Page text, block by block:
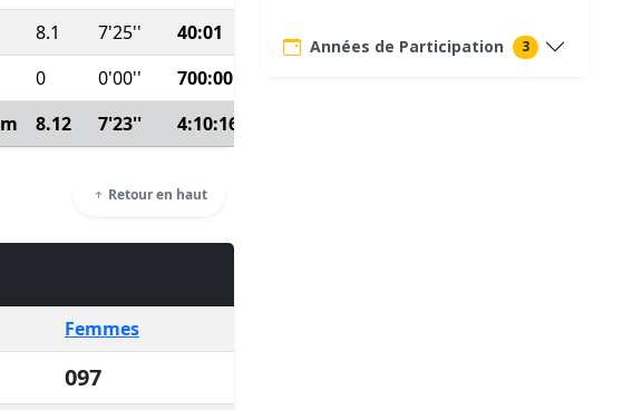
8.1 7'25'' 40:01
0 0'00'' 700:00
8.12 7'23'' 4:10:16
Retour en haut
Femmes
097
Années de Participation 3